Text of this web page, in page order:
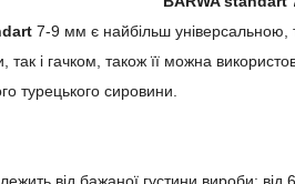
7-9 мм є найбільш універсальною,
і гачком, також її можна
турецького сировини.